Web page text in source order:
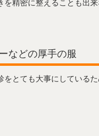
を精密に整えることも出
などの厚手の服
をとても大事にしている